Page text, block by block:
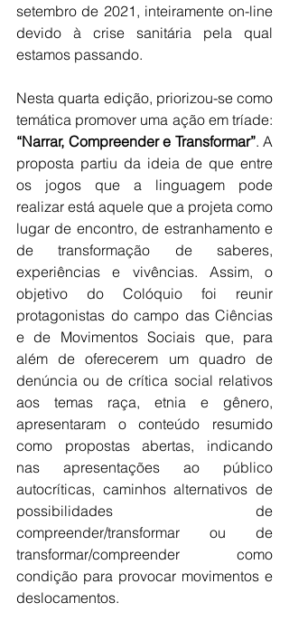
setembro de 2021, inteiramente on-line
devido à crise sanitária pela qual
estamos passando.
Nesta quarta edição, priorizou-se como
“Narrar, Compreender e Transformar”. A
proposta partiu da ideia de que entre
os jogos que a linguagem pode
realizar está aquele que a projeta como
lugar de encontro, de estranhamento e
de transformação de saberes,
experiências e vivências. Assim, o
objetivo do Colóquio foi reunir
protagonistas do campo das Ciências
e de Movimentos Sociais que, para
além de oferecerem um quadro de
denúncia ou de crítica social relativos
aos temas raça, etnia e gênero,
apresentaram o conteúdo resumido
como propostas abertas, indicando
nas apresentações ao público
autocríticas, caminhos alternativos de
possibilidades de
compreender/transformar ou de
transformar/compreender como
condição para provocar movimentos e
deslocamentos.